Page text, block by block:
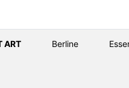
ART
Berline